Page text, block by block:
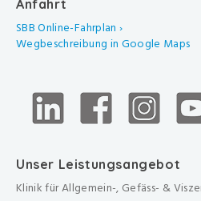
Anfahrt
SBB Online-Fahrplan ›
Wegbeschreibung in Google Maps
Unser Leistungsangebot
Klinik für Allgemein-, Gefäss- &